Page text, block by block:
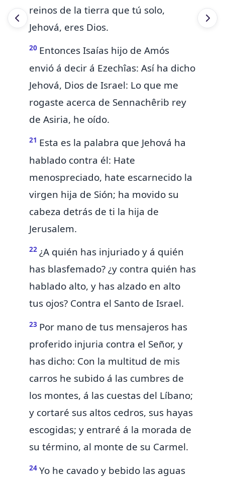
reinos de la tierra que tú solo,
Jehová, eres Dios.
20 Entonces Isaías hijo de Amós
envió á decir á Ezechîas: Así ha dicho
Jehová, Dios de Israel: Lo que me
rogaste acerca de Sennachêrib rey
de Asiria, he oído.
21 Esta es la palabra que Jehová ha
hablado contra él: Hate
menospreciado, hate escarnecido la
virgen hija de Sión; ha movido su
cabeza detrás de ti la hija de
Jerusalem.
22 ¿A quién has injuriado y á quién
has blasfemado? ¿y contra quién has
hablado alto, y has alzado en alto
tus ojos? Contra el Santo de Israel.
23 Por mano de tus mensajeros has
proferido injuria contra el Señor, y
has dicho: Con la multitud de mis
carros he subido á las cumbres de
los montes, á las cuestas del Líbano;
y cortaré sus altos cedros, sus hayas
escogidas; y entraré á la morada de
su término, al monte de su Carmel.
24 Yo he cavado y bebido las aguas